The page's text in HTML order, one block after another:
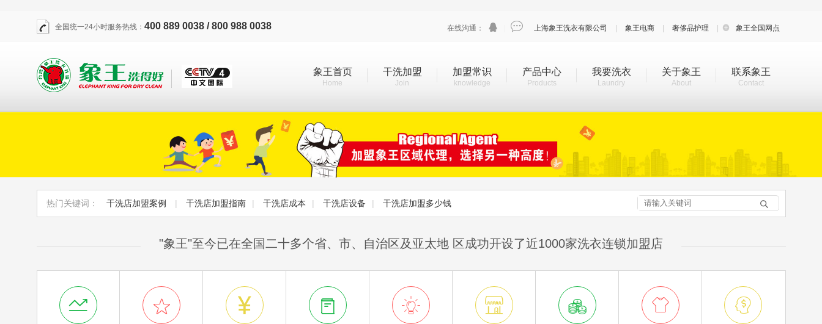
全国统一24小时服务热线： 400 889 0038 / 800 988 0038 在线沟通：   上海象王洗衣有限公司 象王电商 奢侈品护理  象王全国网点
象王首页
Home
干洗加盟
Join
加盟常识
knowledge
产品中心
Products
我要洗衣
Laundry
关于象王
About
联系象王
Contact
热门关键词： 干洗店加盟案例 | 干洗店加盟指南 | 干洗店成本 | 干洗店设备 | 干洗店加盟多少钱 
"象王"至今已在全国二十多个省、市、自治区及亚太地 区成功开设了近1000家洗衣连锁加盟店
        